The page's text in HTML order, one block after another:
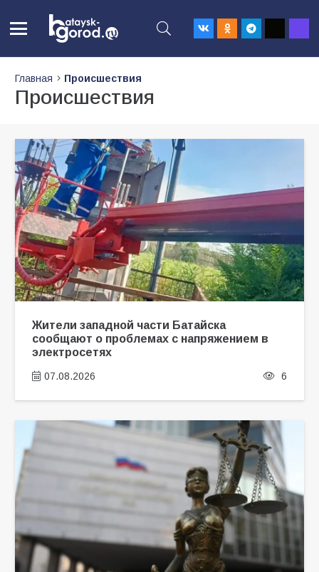
Главная Происшествия
Происшествия
Жители западной части Батайска
сообщают о проблемах с напряжением в
электросетях
07.08.2026 6